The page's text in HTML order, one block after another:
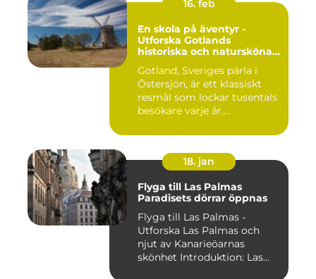
16. feb
En skola på äventyr -
Utforska Gotlands
historiska och natursköna
Gotland, Sveriges pärla i
Östersjön, är ett klassiskt
resmål som lockar tusentals
besökare varje år....
18. jan
Flyga till Las Palmas
Paradisets dörrar öppnas
Flyga till Las Palmas -
Utforska Las Palmas och
njut av Kanarieöarnas
skönhet Introduktion: Las